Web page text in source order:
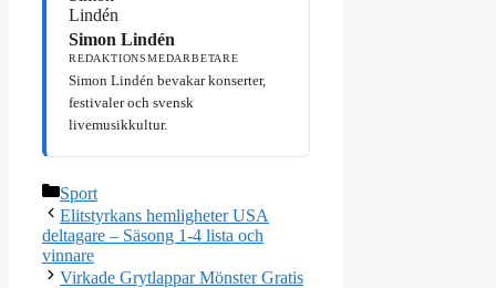
Simon Lindén
REDAKTIONSMEDARBETARE
Simon Lindén bevakar konserter,
festivaler och svensk
livemusikkultur.
Kategorier
Sport
Elitstyrkans hemligheter USA
deltagare – Säsong 1-4 lista och
vinnare
Virkade Grytlappar Mönster Gratis